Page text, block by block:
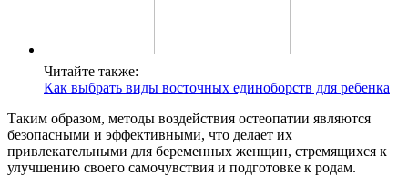
Читайте также:
Как выбрать виды восточных единоборств для ребенка
Таким образом, методы воздействия остеопатии являются
безопасными и эффективными, что делает их
привлекательными для беременных женщин, стремящихся к
улучшению своего самочувствия и подготовке к родам.